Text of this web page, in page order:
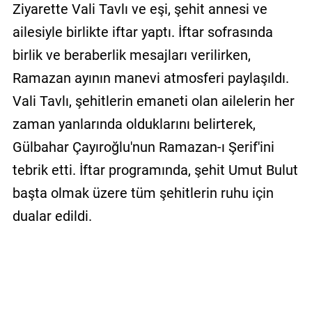
Ziyarette Vali Tavlı ve eşi, şehit annesi ve
ailesiyle birlikte iftar yaptı. İftar sofrasında
birlik ve beraberlik mesajları verilirken,
Ramazan ayının manevi atmosferi paylaşıldı.
Vali Tavlı, şehitlerin emaneti olan ailelerin her
zaman yanlarında olduklarını belirterek,
Gülbahar Çayıroğlu'nun Ramazan-ı Şerif'ini
tebrik etti. İftar programında, şehit Umut Bulut
başta olmak üzere tüm şehitlerin ruhu için
dualar edildi.